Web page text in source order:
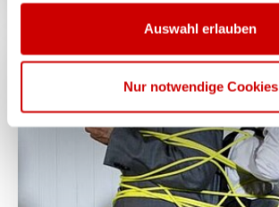
Auswahl erlauben
Nur notwendige Cookies